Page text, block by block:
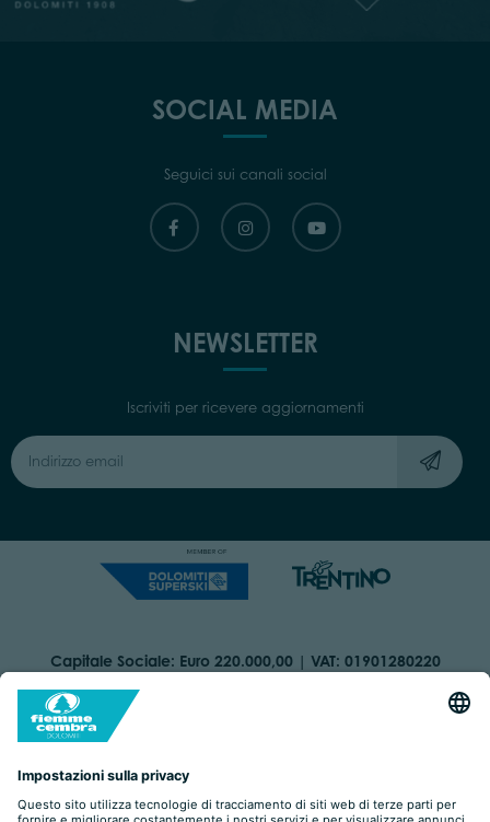
SOCIAL MEDIA
Seguici sui canali social
NEWSLETTER
Iscriviti per ricevere aggiornamenti
Capitale Sociale: Euro 220.000,00 | VAT: 01901280220
COOKIES
DICHIARAZIONE DI ACCESSIBILITÀ